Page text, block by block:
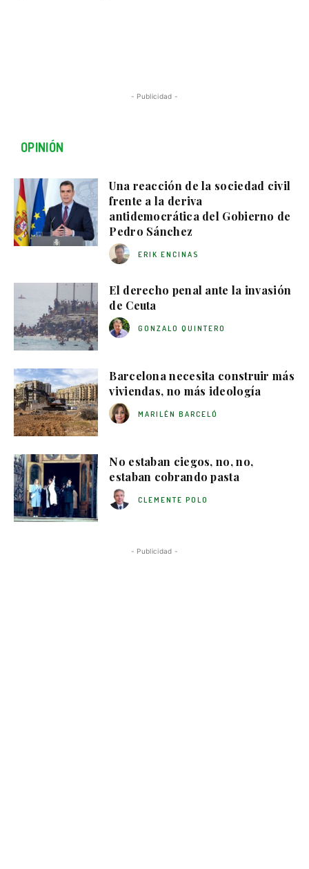
- Publicidad -
OPINIÓN
Una reacción de la sociedad civil
frente a la deriva
antidemocrática del Gobierno de
Pedro Sánchez
ERIK ENCINAS
El derecho penal ante la invasión
de Ceuta
GONZALO QUINTERO
Barcelona necesita construir más
viviendas, no más ideología
MARILÉN BARCELÓ
No estaban ciegos, no, no,
estaban cobrando pasta
CLEMENTE POLO
- Publicidad -